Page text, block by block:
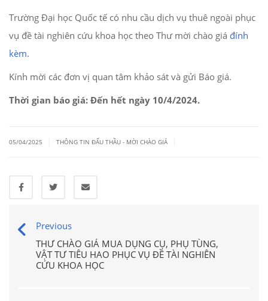
Trường Đại học Quốc tế có nhu cầu dịch vụ thuê ngoài phục
vụ đề tài nghiên cứu khoa học theo Thư mời chào giá đính
kèm.
Kính mời các đơn vị quan tâm khảo sát và gửi Báo giá.
Thời gian báo giá: Đến hết ngày 10/4/2024.
05/04/2025 THÔNG TIN ĐẤU THẦU - MỜI CHÀO GIÁ
Previous
THƯ CHÀO GIÁ MUA DỤNG CỤ, PHỤ TÙNG,
VẬT TƯ TIÊU HAO PHỤC VỤ ĐỀ TÀI NGHIÊN
CỨU KHOA HỌC